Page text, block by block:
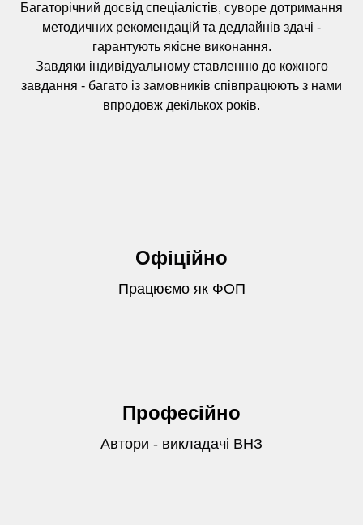
Багаторічний досвід спеціалістів, суворе дотримання
методичних рекомендацій та дедлайнів здачі -
гарантують якісне виконання.
Завдяки індивідуальному ставленню до кожного
завдання - багато із замовників співпрацюють з нами
впродовж декількох років.
Офіційно
Працюємо як ФОП
Професійно
Автори - викладачі ВНЗ